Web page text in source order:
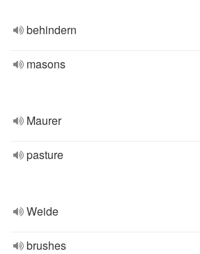
behindern
masons
Maurer
pasture
Weide
brushes